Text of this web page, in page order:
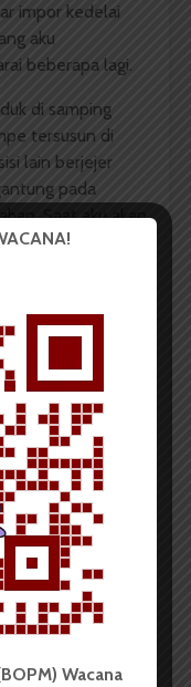
impor kedelai
aku
beberapa lagi.
di samping
tersusun di
lain berjejer
pada
Saat aku akan
mengejar
serta beberapa
sebuah tas
tangannya
ia tidak melihat
Saat
tangannya
orang sudah
njambret!”
Wacana